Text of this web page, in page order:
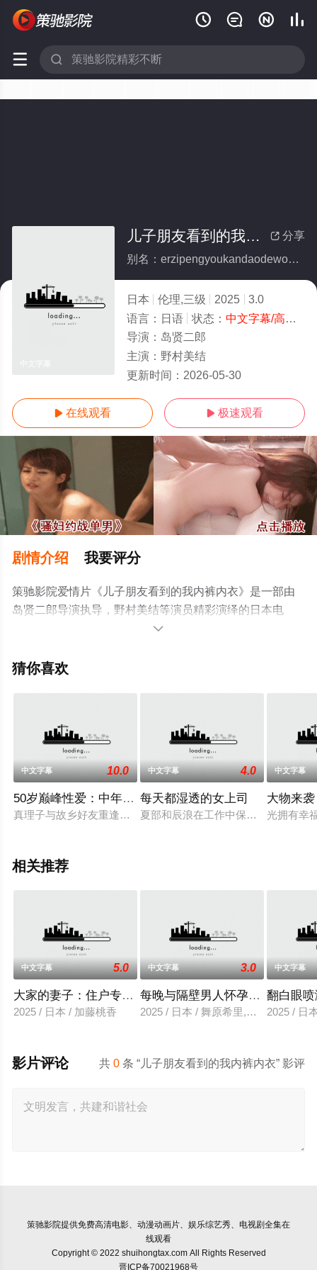
   
 
 分享
儿子朋友看到的我内裤内衣
别名：erzipengyoukandaodewoneikuneiyi
日本 伦理,三级 2025
3.0
语言： 日语 状态： 中文字幕/高清
导演： 岛贤二郎
主演： 野村美结
更新时间： 2026-05-30
 在线观看  极速观看
剧情介绍 我要评分
策驰影院爱情片《儿子朋友看到的我内裤内衣》是一部由
岛贤二郎导演执导，野村美结等演员精彩演绎的日本电
影，手机免费观看高清未删减完整版电影大全就上策驰电
等平台了解。

猜你喜欢
中文字幕 10.0
50岁巅峰性爱：中年绽放的爱情
真理子与故乡好友重逢。她们的价值观和外貌都与过去截然不同
中文字幕 4.0
每天都湿透的女上司
夏部和辰浪在工作中保持着婚外情。
中文字幕
大物来
光拥有幸
相关推荐
中文字幕 5.0
大家的妻子：住户专用洞口
2025 / 日本 / 加藤桃香
中文字幕 3.0
每晚与隔壁男人怀孕性爱
2025 / 日本 / 舞原希里,佐川金二
中文字幕
翻白眼
2025 / 日
共0 条 “儿子朋友看到的我内裤内衣” 影评
影片评论
策驰影院提供免费高清电影、动漫动画片、娱乐综艺秀、电视剧全集在
线观看
Copyright © 2022 shuihongtax.com All Rights Reserved
晋ICP备70021968号